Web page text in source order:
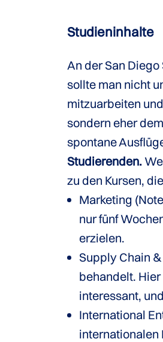
Studieninhalte
An der San
sollte man nicht
mitzuarbeiten
sondern eher
spontane
Studierenden.
zu den Kursen,
Marketing
nur fünf
erzielen.
Supply Chain
behandelt.
interessant,
International
internationalen